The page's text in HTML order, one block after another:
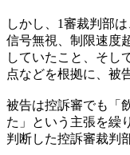
しかし、1審裁判部
信号無視、制限速度
していたこと、そし
点などを根拠に、被
被告は控訴審でも「
た」という主張を繰
判断した控訴審裁判